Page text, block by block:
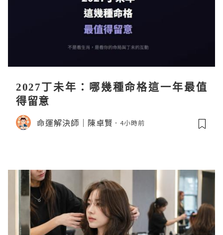
2027丁未年：哪幾種命格這一年最值
得留意
命運解決師｜陳卓賢 4小時前